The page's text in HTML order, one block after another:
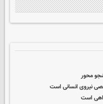
محور
نیروی انسانی است
است